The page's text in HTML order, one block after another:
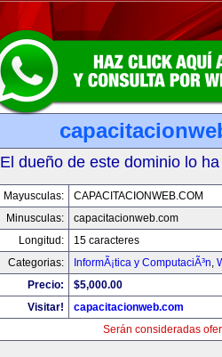
El dueño de este dominio lo
Mayusculas:
CAPACITACIONWEB.COM
Minusculas:
capacitacionweb.com
Longitud:
15 caracteres
Categorias:
InformÃ¡tica y ComputaciÃ³n,
Precio:
$5,000.00
Visitar!
capacitacionweb.com
Serán consideradas